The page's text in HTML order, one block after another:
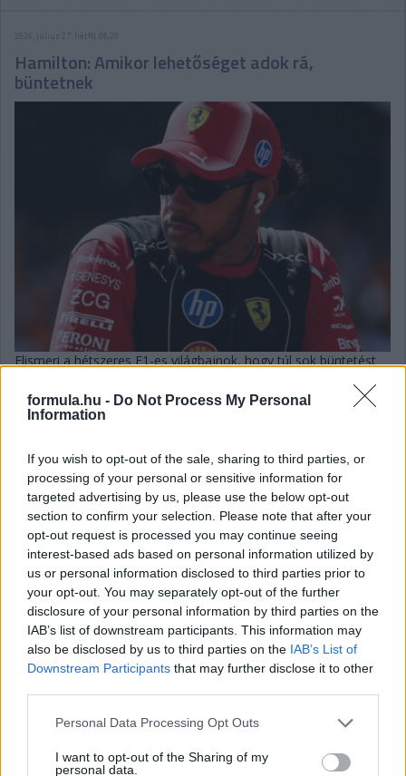
formula.hu - Do Not Process My Personal
Information
If you wish to opt-out of the sale, sharing to third parties, or
processing of your personal or sensitive information for
targeted advertising by us, please use the below opt-out
section to confirm your selection. Please note that after your
opt-out request is processed you may continue seeing
interest-based ads based on personal information utilized by
us or personal information disclosed to third parties prior to
your opt-out. You may separately opt-out of the further
disclosure of your personal information by third parties on the
IAB’s list of downstream participants. This information may
also be disclosed by us to third parties on the IAB’s List of
Downstream Participants that may further disclose it to other
Please note that this website/app uses one or more Google
not limited to your visit or usage behaviour. You may click to
Personal Data Processing Opt Outs
I want to opt-out of the Sharing of my
personal data.
2026. július 27. hétfő, 08:20
Hamilton: Amikor lehetőséget adok rá,
büntetnek
Elismeri a hétszeres F1-es világbajnok, hogy túl sok büntetést
Magyar Nagydíjon ki sem kellett volna állniuk a végén a
bokszba.
2026. július 26. vasárnap, 21:21
Helyszíni: Norris külön ligában, indul a nyári
szünet!